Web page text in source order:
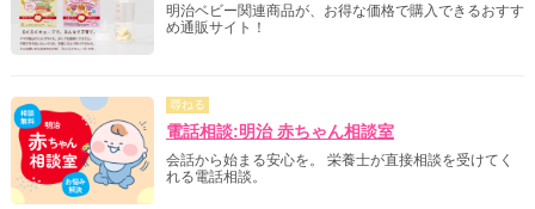
明治ベビー関連商品が、お得な価格で購入できるおすす
め通販サイト！
尋ねる
電話相談:明治 赤ちゃん相談室
会話から始まる安心を。 栄養士が直接相談を受けてく
れる電話相談。